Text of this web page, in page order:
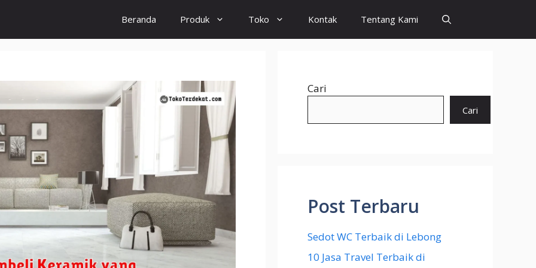
Beranda Produk Toko Kontak Tentang Kami
Cari
Cari
Post Terbaru
Sedot WC Terbaik di Lebong
10 Jasa Travel Terbaik di